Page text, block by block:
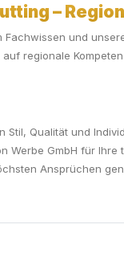
–
und
regionale
Qualität und
GmbH für
Ansprüchen